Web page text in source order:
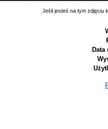
Jeśli jesteś na tym zdjęciu
Data